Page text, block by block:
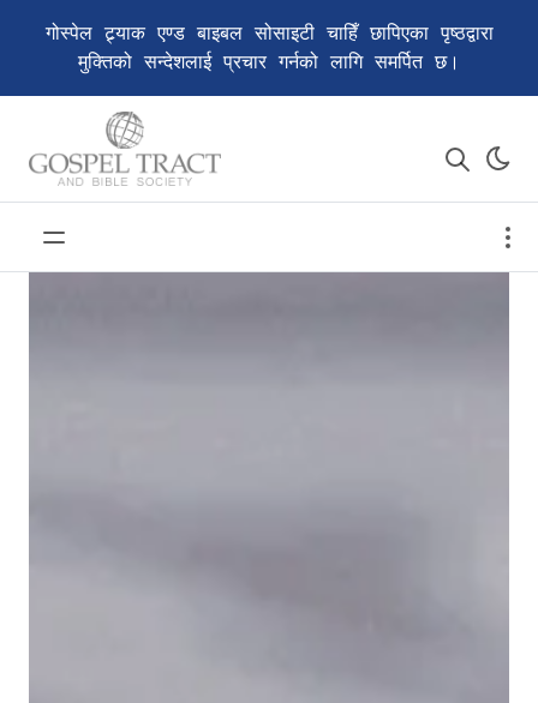
गोस्पेल ट्र्याक एण्ड बाइबल सोसाइटी चाहिँ छापिएका पृष्ठद्वारा
मुक्तिको सन्देशलाई प्रचार गर्नको लागि समर्पित छ।